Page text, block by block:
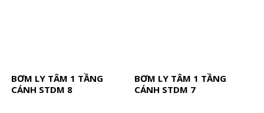
BƠM LY TÂM 1 TẦNG
CÁNH STDM 8
BƠM LY TÂM 1 TẦNG
CÁNH STDM 7